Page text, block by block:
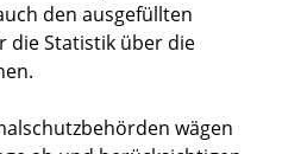
den ausgefüllten
die Statistik über die
wägen